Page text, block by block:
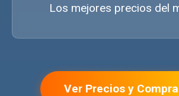
Los mejores precios del
Ver Precios y